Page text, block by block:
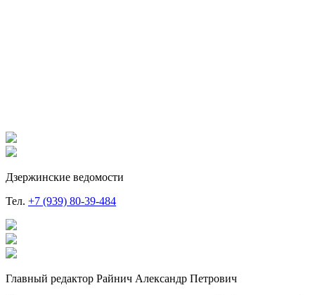
Дзержинские ведомости
Тел. +7 (939) 80-39-484
Главный редактор Райнич Александр Петрович